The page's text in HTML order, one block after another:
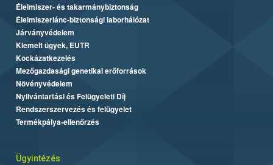
Élelmiszer- és takarmánybiztonság
Élelmiszerlánc-biztonsági laborhálózat
Járványvédelem
Kiemelt ügyek, EUTR
Kockázatkezelés
Mezőgazdasági genetikai erőforrások
Növényvédelem
Nyilvántartási és Felügyeleti Díj
Rendszerszervezés és felügyelet
Termékpálya-ellenőrzés
Ügyintézés